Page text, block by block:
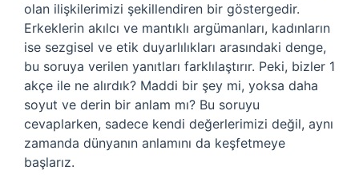
olan ilişkilerimizi şekillendiren bir göstergedir.
Erkeklerin akılcı ve mantıklı argümanları, kadınların
ise sezgisel ve etik duyarlılıkları arasındaki denge,
bu soruya verilen yanıtları farklılaştırır. Peki, bizler 1
akçe ile ne alırdık? Maddi bir şey mi, yoksa daha
soyut ve derin bir anlam mı? Bu soruyu
cevaplarken, sadece kendi değerlerimizi değil, aynı
zamanda dünyanın anlamını da keşfetmeye
başlarız.